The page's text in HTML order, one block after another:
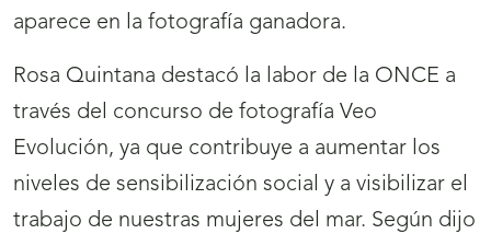
aparece en la fotografía ganadora.
Rosa Quintana destacó la labor de la ONCE a
través del concurso de fotografía Veo
Evolución, ya que contribuye a aumentar los
niveles de sensibilización social y a visibilizar el
trabajo de nuestras mujeres del mar. Según dijo